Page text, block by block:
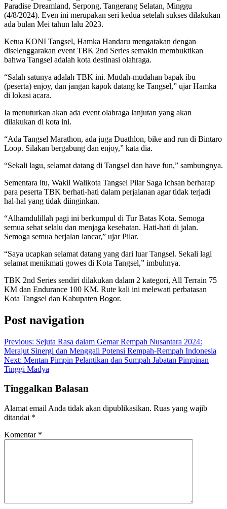
Paradise Dreamland, Serpong, Tangerang Selatan, Minggu
(4/8/2024). Even ini merupakan seri kedua setelah sukses dilakukan
ada bulan Mei tahun lalu 2023.
Ketua KONI Tangsel, Hamka Handaru mengatakan dengan
diselenggarakan event TBK 2nd Series semakin membuktikan
bahwa Tangsel adalah kota destinasi olahraga.
“Salah satunya adalah TBK ini. Mudah-mudahan bapak ibu
(peserta) enjoy, dan jangan kapok datang ke Tangsel,” ujar Hamka
di lokasi acara.
Ia menuturkan akan ada event olahraga lanjutan yang akan
dilakukan di kota ini.
“Ada Tangsel Marathon, ada juga Duathlon, bike and run di Bintaro
Loop. Silakan bergabung dan enjoy,” kata dia.
“Sekali lagu, selamat datang di Tangsel dan have fun,” sambungnya.
Sementara itu, Wakil Walikota Tangsel Pilar Saga Ichsan berharap
para peserta TBK berhati-hati dalam perjalanan agar tidak terjadi
hal-hal yang tidak diinginkan.
“Alhamdulillah pagi ini berkumpul di Tur Batas Kota. Semoga
semua sehat selalu dan menjaga kesehatan. Hati-hati di jalan.
Semoga semua berjalan lancar,” ujar Pilar.
“Saya ucapkan selamat datang yang dari luar Tangsel. Sekali lagi
selamat menikmati gowes di Kota Tangsel,” imbuhnya.
TBK 2nd Series sendiri dilakukan dalam 2 kategori, All Terrain 75
KM dan Endurance 100 KM. Rute kali ini melewati perbatasan
Kota Tangsel dan Kabupaten Bogor.
Post navigation
Previous: Sejuta Rasa dalam Gemar Rempah Nusantara 2024:
Merajut Sinergi dan Menggali Potensi Rempah-Rempah Indonesia
Next: Mentan Pimpin Pelantikan dan Sumpah Jabatan Pimpinan
Tinggi Madya
Tinggalkan Balasan
Alamat email Anda tidak akan dipublikasikan. Ruas yang wajib
ditandai *
Komentar *